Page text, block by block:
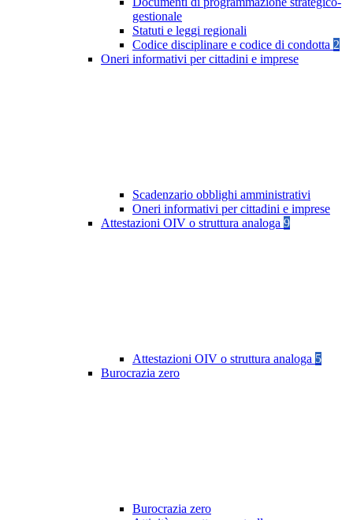
gestionale
Statuti e leggi regionali
Codice disciplinare e codice di condotta 2
Oneri informativi per cittadini e imprese
Scadenzario obblighi amministrativi
Oneri informativi per cittadini e imprese
Attestazioni OIV o struttura analoga 9
Attestazioni OIV o struttura analoga 5
Burocrazia zero
Burocrazia zero